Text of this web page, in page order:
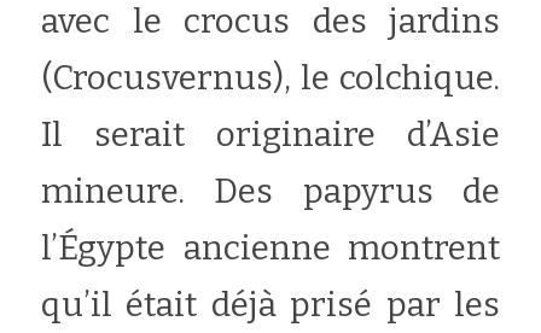
avec le crocus des jardins
(Crocusvernus), le colchique.
Il serait originaire d’Asie
mineure. Des papyrus de
l’Égypte ancienne montrent
qu’il était déjà prisé par les